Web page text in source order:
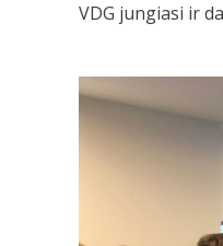
VDG jungiasi ir